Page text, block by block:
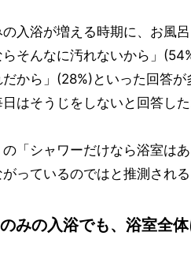
の入浴が増える時期に、お風
そんなに汚れないから」
だから」(28%)といった回答
はそうじをしないと回答し
「シャワーだけなら浴室は
っているのではと推測される
みの入浴でも、浴室全